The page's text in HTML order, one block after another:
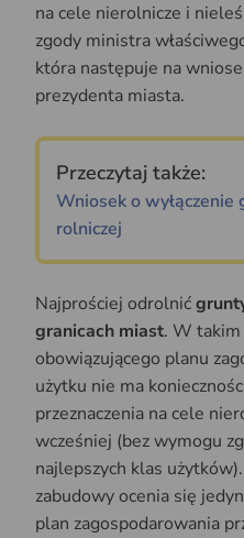
na cele nierolnicze i
zgody ministra
która następuje na
prezydenta miasta.
Przeczytaj także:
Wniosek o
rolniczej
Najprościej odrolnić
granicach miast. W takim
obowiązującego planu
użytku nie ma
przeznaczenia na cele
wcześniej (bez wymogu
najlepszych klas
zabudowy ocenia się
plan zagospodarowania